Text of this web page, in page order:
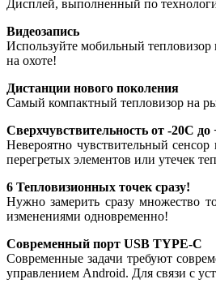
Дисплей, выполненный по
Видеозапись
Используйте мобильный тепловизор
на охоте!
Дистанции нового поколения
Самый компактный тепловизор на
Сверхчувствительность от -20C до
Невероятно чувствительный
перегретых элементов или утечек
6 Тепловизионных точек сразу!
Нужно замерить сразу множество
изменениями одновременно!
Современный порт USB TYPE-C
Современные задачи требуют
управлением Android. Для связи с